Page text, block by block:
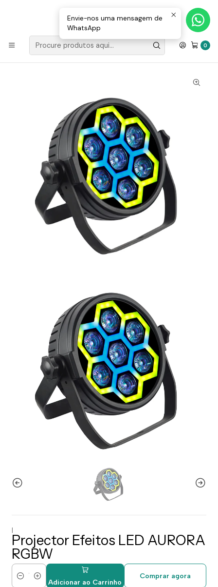
0
Loja Valongo: 220 150 143 (chamada para a rede fixa nacional) «»
E-mail: geral@movenergy.pt
Início
Projector Efeitos LED AURORA RGBW
|
Projector Efeitos LED AURORA
RGBW
QuantidadeAdicionar ao Carrinho
Comprar agora
Envie-nos uma mensagem de
WhatsApp